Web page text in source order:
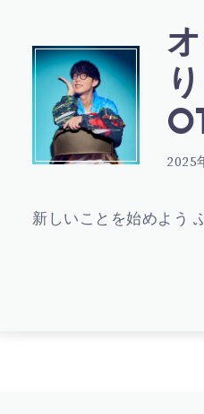
ス
ガ
ー
モ
ン
オ
サ
ヨ
シ
オ
ー
イ
2025
新しいことを始めよう